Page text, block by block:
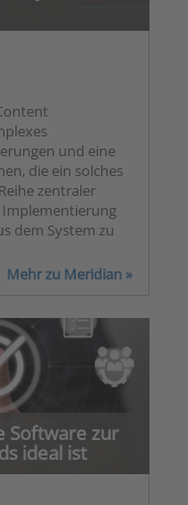
und eine
die ein solches
zentraler
Implementierung
dem System zu
Mehr zu Meridian »
Software zur
ideal ist